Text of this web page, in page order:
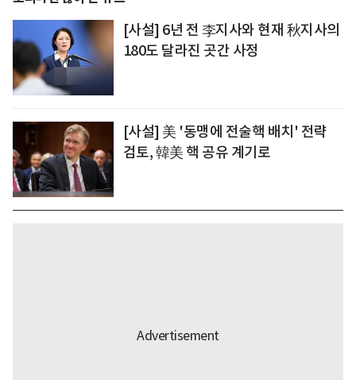
[사설] 6년 전 李지사와 현재 秋지사의
180도 달라진 곳간 사정
[사설] 美 '동맹에 전술핵 배치' 전략
검토, 韓美 핵 공유 계기로